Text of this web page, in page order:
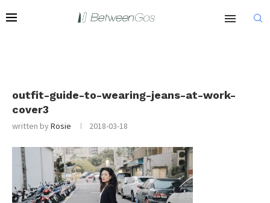
outfit-guide-to-wearing-jeans-at-work-
cover3
written byRosie 2018-03-18